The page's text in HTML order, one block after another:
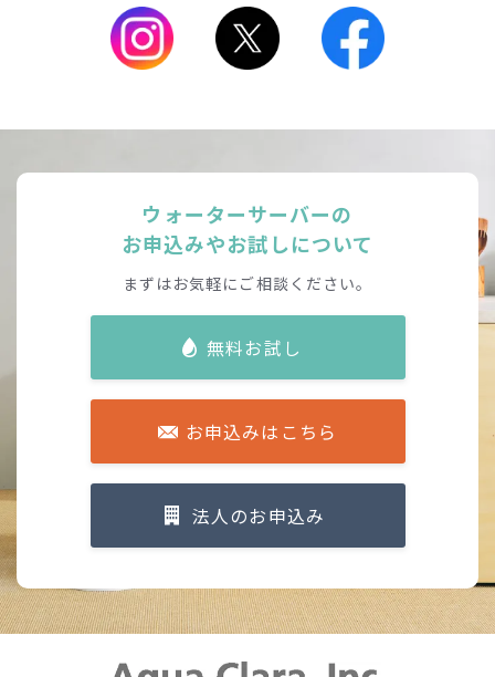
ウォーターサーバーの
お申込みやお試しについて
まずはお気軽にご相談ください。
無料お試し
お申込みはこちら
法人のお申込み